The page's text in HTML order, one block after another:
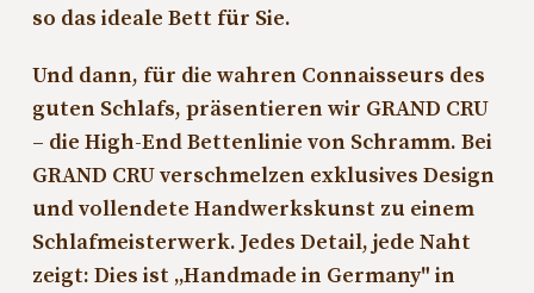
so das ideale Bett für Sie.
Und dann, für die wahren Connaisseurs des
guten Schlafs, präsentieren wir GRAND CRU
– die High-End Bettenlinie von Schramm. Bei
GRAND CRU verschmelzen exklusives Design
und vollendete Handwerkskunst zu einem
Schlafmeisterwerk. Jedes Detail, jede Naht
zeigt: Dies ist „Handmade in Germany" in